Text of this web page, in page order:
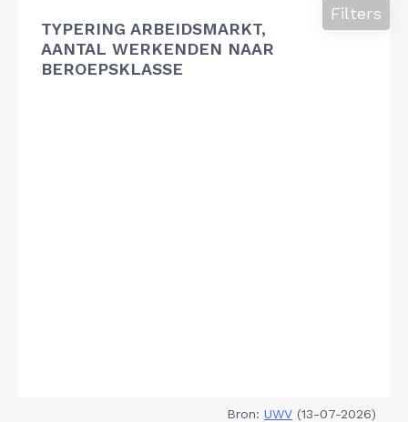
TYPERING ARBEIDSMARKT,
AANTAL WERKENDEN NAAR
BEROEPSKLASSE
Filters
Bron: UWV (13-07-2026)